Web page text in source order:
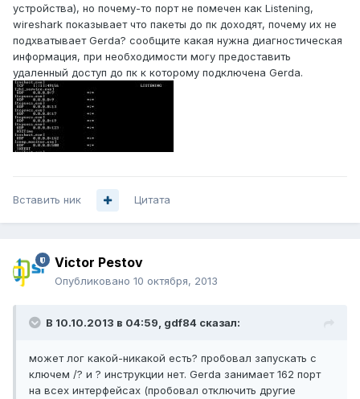
устройства), но почему-то порт не помечен как Listening,
wireshark показывает что пакеты до пк доходят, почему их не
подхватывает Gerda? сообщите какая нужна диагностическая
информация, при необходимости могу предоставить
удаленный доступ до пк к которому подключена Gerda.
Вставить ник Цитата
Victor Pestov
Опубликовано 10 октября, 2013
В 10.10.2013 в 04:59, gdf84 сказал:
может лог какой-никакой есть? пробовал запускать с
ключем /? и ? инструкции нет. Gerda занимает 162 порт
на всех интерфейсах (пробовал отключить другие